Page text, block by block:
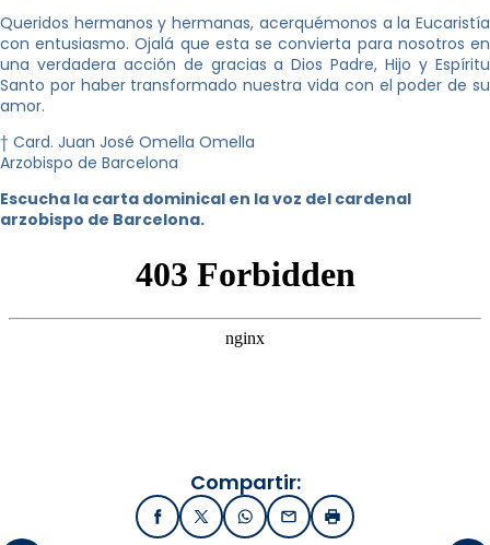
Queridos hermanos y hermanas, acerquémonos a la Eucaristía
con entusiasmo. Ojalá que esta se convierta para nosotros en
una verdadera acción de gracias a Dios Padre, Hijo y Espíritu
Santo por haber transformado nuestra vida con el poder de su
amor.
† Card. Juan José Omella Omella
Arzobispo de Barcelona
Escucha la carta dominical en la voz del cardenal
arzobispo de Barcelona.
Compartir:
FacebookX / TwitterWhatsApp
EmailImprimir